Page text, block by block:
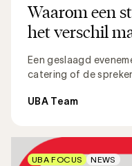
Waarom een
het verschil
Een geslaagd
catering of de
UBA Team
UBA FOCUS NEWS